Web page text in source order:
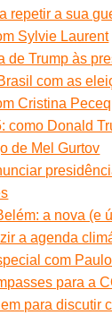
repetir a sua
Sylvie Laurent
de Trump às
com as
Cristina
como Donald
de Mel Gurtov
a nova (e
a agenda
com
para a
para discutir